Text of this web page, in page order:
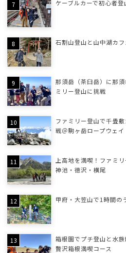
ケーブルカーで初心者
石割山登山と山中湖カフ
那須岳（茶臼岳）に那
ミリー登山に挑戦
ファミリー登山で千畳
戦＠駒ヶ岳ロープウェイ
上高地を満喫！ファミ
神池・徳沢・横尾
甲府・大笠山で1時間の
箱根園でプチ登山と水
贅沢箱根満喫コース